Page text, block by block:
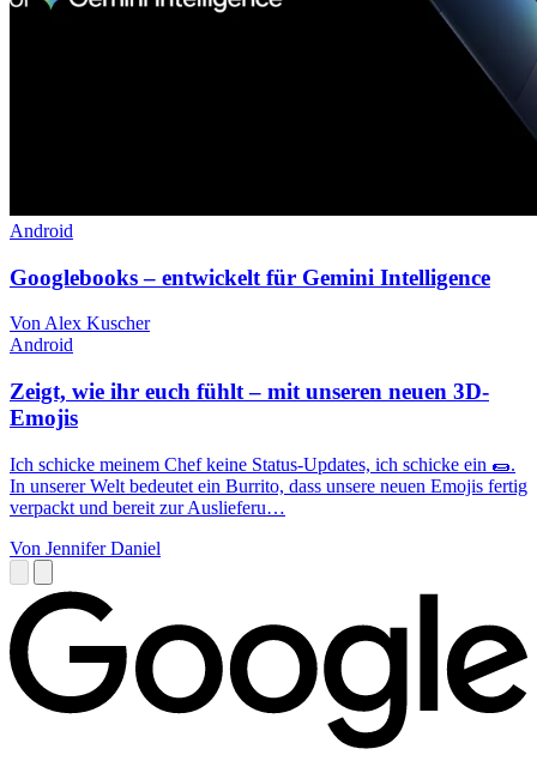
Android
Googlebooks – entwickelt für Gemini Intelligence
Von Alex Kuscher
Android
Zeigt, wie ihr euch fühlt – mit unseren neuen 3D-
Emojis
Ich schicke meinem Chef keine Status-Updates, ich schicke ein 🌯.
In unserer Welt bedeutet ein Burrito, dass unsere neuen Emojis fertig
verpackt und bereit zur Auslieferu…
Von Jennifer Daniel